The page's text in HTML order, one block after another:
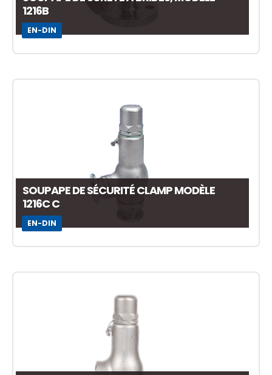
1216B
EN-DIN
SOUPAPE DE SÉCURITÉ CLAMP MODÈLE
1216C C
EN-DIN